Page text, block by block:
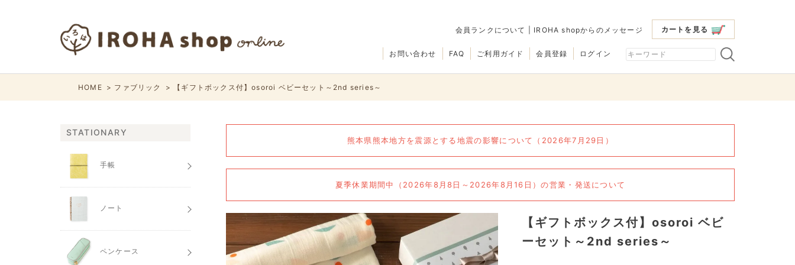
カートを見る
会員ランクについて IROHA shopからのメッセージ
会員登録 ログイン
ご利用ガイド
FAQ
お問い合わせ
HOME ファブリック 【ギフトボックス付】osoroi ベビーセット～2nd series～
熊本県熊本地方を震源とする地震の影響について（2026年7月29日）
夏季休業期間中（2026年8月8日～2026年8月16日）の営業・発送について
【ギフトボックス付】osoroi ベビ
ーセット～2nd series～
STATIONARY
手帳
ノート
ペンケース